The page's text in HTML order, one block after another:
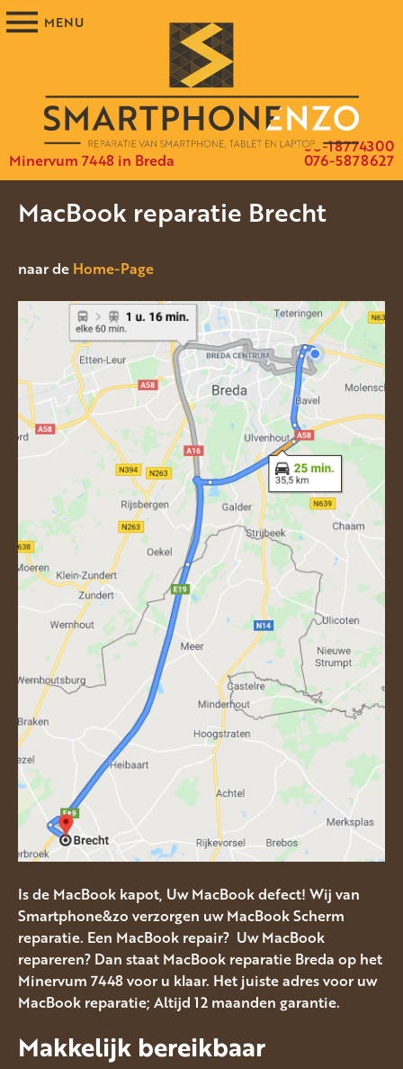
Minervum 7448 in Breda 076-5878627
06-18774300
MacBook reparatie Brecht
naar de Home-Page
Is de MacBook kapot, Uw MacBook defect! Wij van
Smartphone&zo verzorgen uw MacBook Scherm
reparatie. Een MacBook repair? Uw MacBook
repareren? Dan staat MacBook reparatie Breda op het
Minervum 7448 voor u klaar. Het juiste adres voor uw
MacBook reparatie; Altijd 12 maanden garantie.
Makkelijk bereikbaar